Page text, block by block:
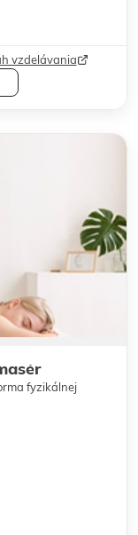
vzdelávania
fyzikálnej